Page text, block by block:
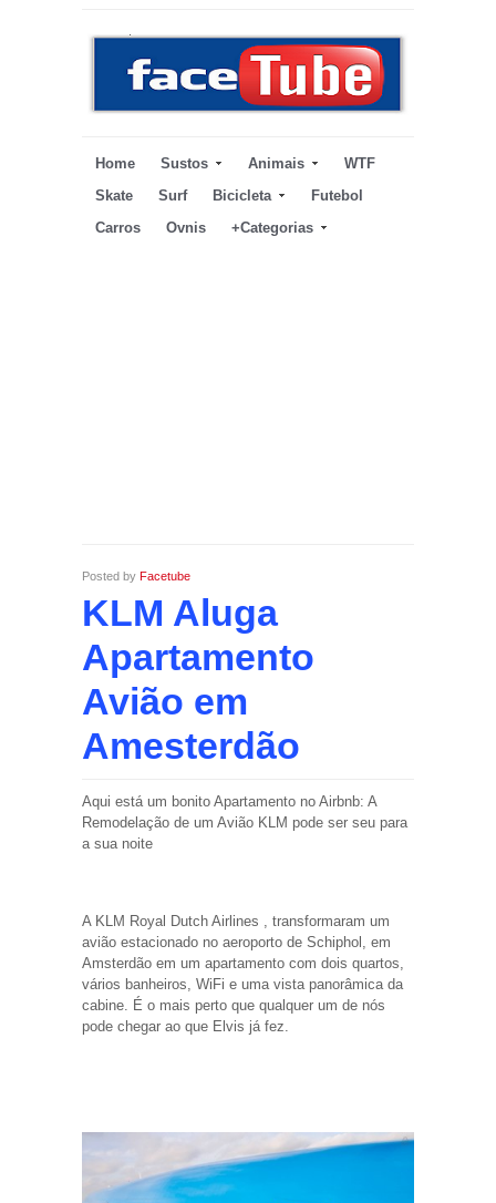
Home Sustos Animais
WTF
Skate
Surf Bicicleta
Futebol
Carros
Ovnis +Categorias
Posted by Facetube
KLM Aluga
Apartamento
Avião em
Amesterdão
Aqui está um bonito Apartamento no Airbnb: A
Remodelação de um Avião KLM pode ser seu para
a sua noite
A KLM Royal Dutch Airlines , transformaram um
avião estacionado no aeroporto de Schiphol, em
Amsterdão em um apartamento com dois quartos,
vários banheiros, WiFi e uma vista panorâmica da
cabine. É o mais perto que qualquer um de nós
pode chegar ao que Elvis já fez.